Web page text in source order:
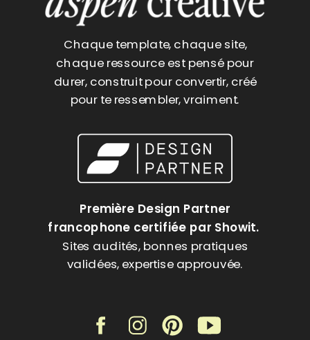
Première Design Partner
francophone certifiée par Showit.
Sites audités, bonnes pratiques
validées, expertise approuvée.
Chaque template, chaque site,
chaque ressource est pensé pour
durer, construit pour convertir, créé
pour te ressembler, vraiment.